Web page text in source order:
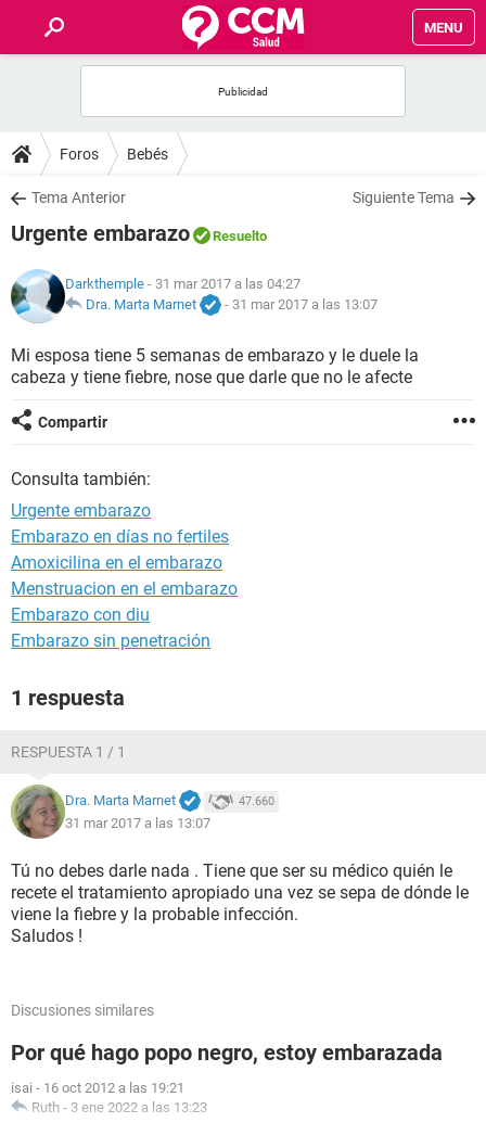
MENU
FOROS
SALUD
FAMILIA
NUTRICIÓN
BIENESTAR
SEXUALIDAD
GLOSARIO
Foros Bebés
Tema Anterior Siguiente Tema
Urgente embarazo Resuelto
Darkthemple - 31 mar 2017 a las 04:27
Dra. Marta Marnet
- 31 mar 2017 a las 13:07
Mi esposa tiene 5 semanas de embarazo y le duele la
cabeza y tiene fiebre, nose que darle que no le afecte
Compartir
Consulta también:
Urgente embarazo
Embarazo en días no fertiles
Amoxicilina en el embarazo
Menstruacion en el embarazo
Embarazo con diu
Embarazo sin penetración
1 respuesta
RESPUESTA 1 / 1
Dra. Marta Marnet 47.660
31 mar 2017 a las 13:07
Tú no debes darle nada . Tiene que ser su médico quién le
recete el tratamiento apropiado una vez se sepa de dónde le
viene la fiebre y la probable infección.
Saludos !
Discusiones similares
Por qué hago popo negro, estoy embarazada
isai - 16 oct 2012 a las 19:21
Ruth - 3 ene 2022 a las 13:23